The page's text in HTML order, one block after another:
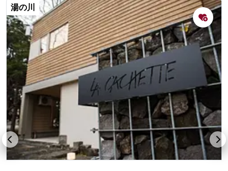
湯の川